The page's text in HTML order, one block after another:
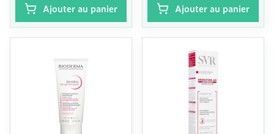
Ajouter au panier Ajouter au panier